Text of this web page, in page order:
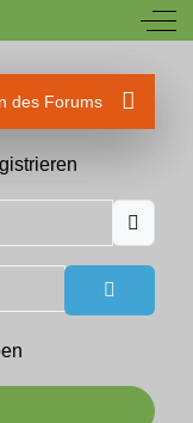
Off-
des Forums
Passwort